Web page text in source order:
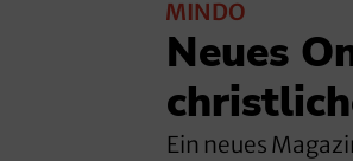
MINDO
Neues
Ein neues